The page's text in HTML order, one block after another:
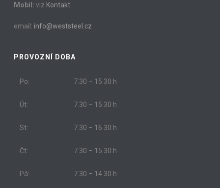
Mobil: viz Kontakt
email: info@weststeel.cz
PROVOZNÍ DOBA
Po: 7.30 – 15.30 h
Út: 7.30 – 15.30 h
St: 7.30 – 16.30 h
Čt: 7.30 – 15.30 h
Pá: 7.30 – 14.30 h